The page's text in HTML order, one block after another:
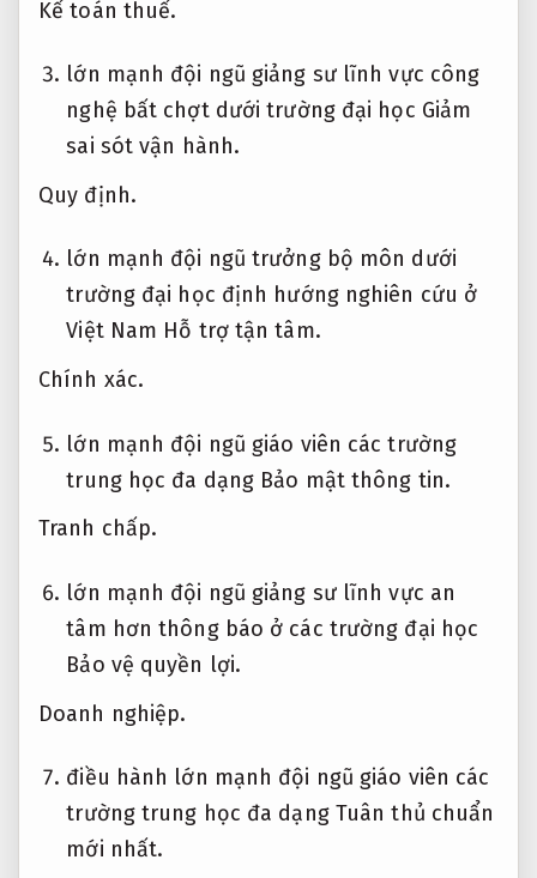
Kế toán thuế.
lớn mạnh đội ngũ giảng sư lĩnh vực công
nghệ bất chợt dưới trường đại học Giảm
sai sót vận hành.
Quy định.
lớn mạnh đội ngũ trưởng bộ môn dưới
trường đại học định hướng nghiên cứu ở
Việt Nam Hỗ trợ tận tâm.
Chính xác.
lớn mạnh đội ngũ giáo viên các trường
trung học đa dạng Bảo mật thông tin.
Tranh chấp.
lớn mạnh đội ngũ giảng sư lĩnh vực an
tâm hơn thông báo ở các trường đại học
Bảo vệ quyền lợi.
Doanh nghiệp.
điều hành lớn mạnh đội ngũ giáo viên các
trường trung học đa dạng Tuân thủ chuẩn
mới nhất.